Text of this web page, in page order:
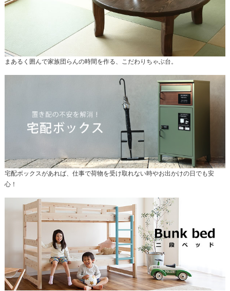
まあるく囲んで家族団らんの時間を作る、こだわりちゃぶ台。
宅配ボックスがあれば、仕事で荷物を受け取れない時やお出かけの日でも安
心！